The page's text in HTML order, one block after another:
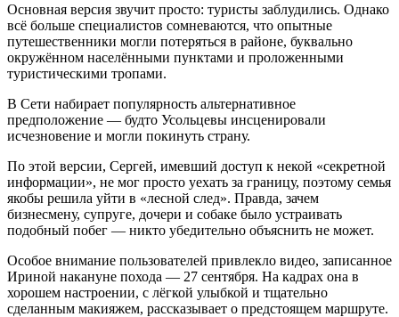
Основная версия звучит просто: туристы заблудились. Однако
всё больше специалистов сомневаются, что опытные
путешественники могли потеряться в районе, буквально
окружённом населёнными пунктами и проложенными
туристическими тропами.
В Сети набирает популярность альтернативное
предположение — будто Усольцевы инсценировали
исчезновение и могли покинуть страну.
По этой версии, Сергей, имевший доступ к некой «секретной
информации», не мог просто уехать за границу, поэтому семья
якобы решила уйти в «лесной след». Правда, зачем
бизнесмену, супруге, дочери и собаке было устраивать
подобный побег — никто убедительно объяснить не может.
Особое внимание пользователей привлекло видео, записанное
Ириной накануне похода — 27 сентября. На кадрах она в
хорошем настроении, с лёгкой улыбкой и тщательно
сделанным макияжем, рассказывает о предстоящем маршруте.